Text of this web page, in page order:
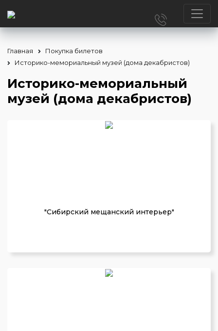
Главная
Покупка билетов
Историко-мемориальный музей (дома декабристов)
Историко-мемориальный
музей (дома декабристов)
"Сибирский мещанский интерьер"